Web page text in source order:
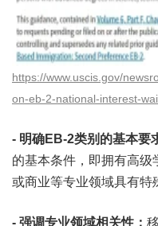
https://www.uscis.gov/
on-eb-2-national-interest-
- 明确EB-2类别的基本要
的基本条件，即拥有高
或商业等专业领域具有特
- 强调专业领域相关性：